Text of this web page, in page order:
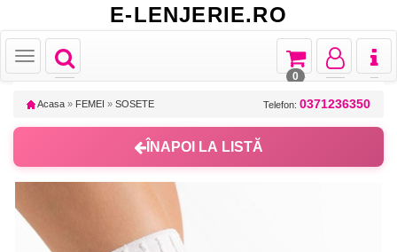
E-LENJERIE.RO
Toggle
navigation
Toggle
Toggle
navigation
Toggle
navigation
Toggle
navigation
0
Acasa » FEMEI » SOSETE Telefon: 0371236350
ÎNAPOI LA LISTĂ